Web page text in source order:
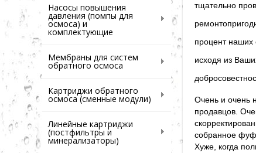
Насосы повышения
давления (помпы для
осмоса) и
комплектующие
Мембраны для систем
обратного осмоса
Картриджи обратного
осмоса (сменные модули)
Линейные картриджи
(постфильтры и
минерализаторы)
тщательно
процент наших
исходя из
Очень и очень
продавцов.
собранное
Хуже, когда